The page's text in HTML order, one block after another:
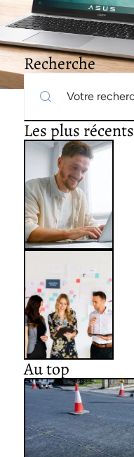
Recherche
Les plus récents
Au top